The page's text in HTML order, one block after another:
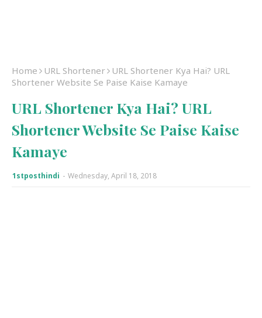
Home URL Shortener
URL Shortener Kya Hai? URL
Shortener Website Se Paise Kaise Kamaye
URL Shortener Kya Hai? URL
Shortener Website Se Paise Kaise
Kamaye
1stposthindi - Wednesday, April 18, 2018